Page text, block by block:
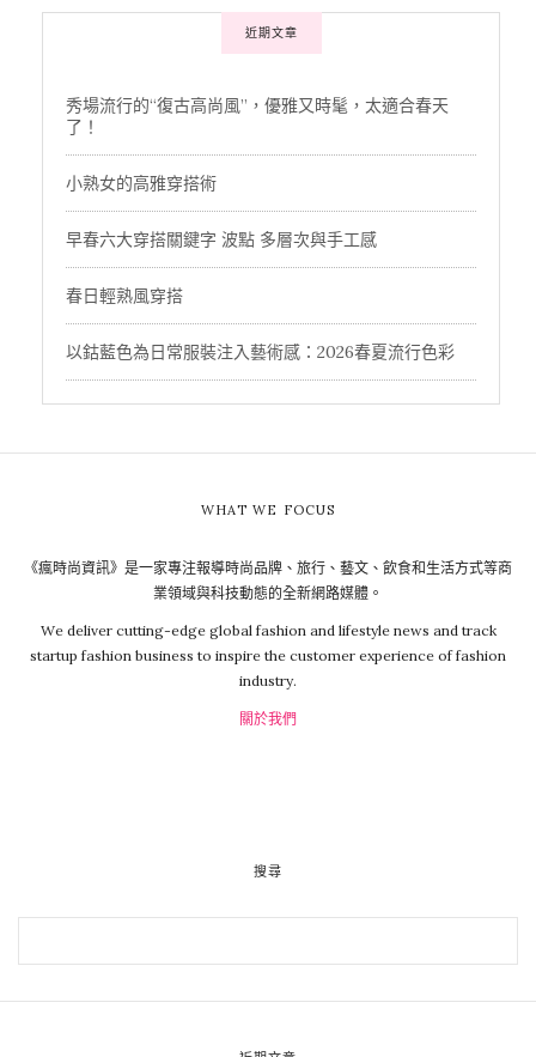
近期文章
秀場流行的“復古高尚風”，優雅又時髦，太適合春天
了！
小熟女的高雅穿搭術
早春六大穿搭關鍵字 波點 多層次與手工感
春日輕熟風穿搭
以鈷藍色為日常服裝注入藝術感：2026春夏流行色彩
WHAT WE FOCUS
《瘋時尚資訊》是一家專注報導時尚品牌、旅行、藝文、飲食和生活方式等商
業領域與科技動態的全新網路媒體。
We deliver cutting-edge global fashion and lifestyle news and track
startup fashion business to inspire the customer experience of fashion
industry.
關於我們
搜尋